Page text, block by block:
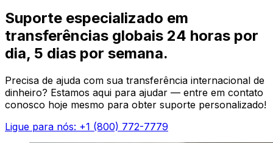
Suporte especializado em
transferências globais 24 horas por
dia, 5 dias por semana.
Precisa de ajuda com sua transferência internacional de
dinheiro? Estamos aqui para ajudar — entre em contato
conosco hoje mesmo para obter suporte personalizado!
Ligue para nós: +1 (800) 772-7779